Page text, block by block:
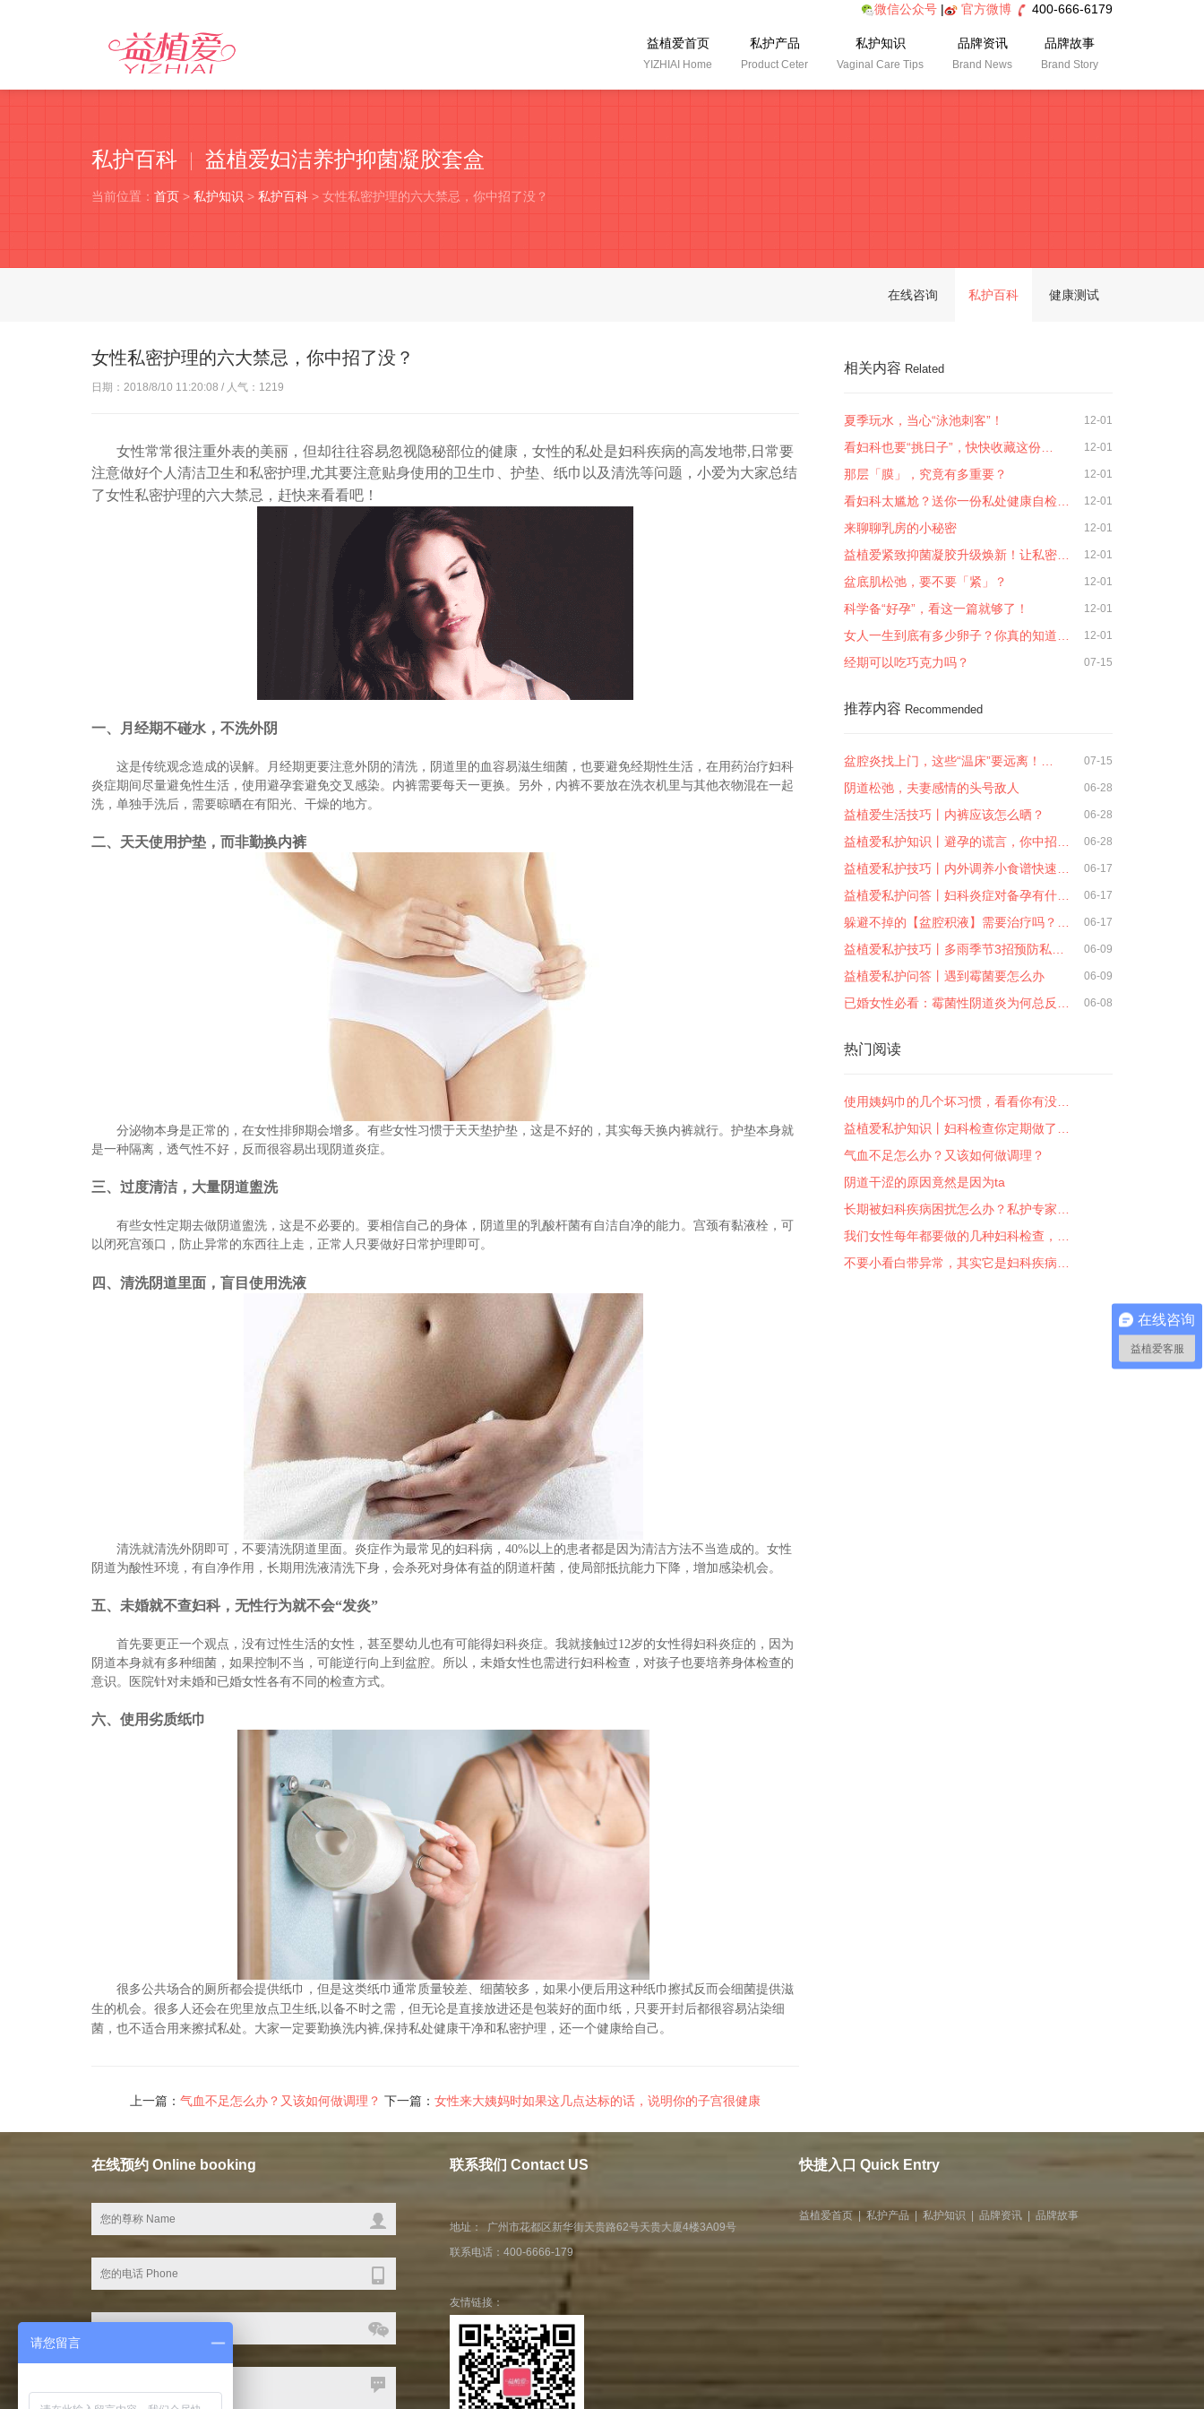
微信公众号 | 官方微博 400-666-6179
益植爱首页
YIZHIAI Home
私护产品
Product Ceter
私护知识
Vaginal Care Tips
品牌资讯
Brand News
品牌故事
Brand Story
私护百科 益植爱妇洁养护抑菌凝胶套盒
当前位置： 首页 > 私护知识 > 私护百科 > 女性私密护理的六大禁忌，你中招了没？
在线咨询 私护百科 健康测试
女性私密护理的六大禁忌，你中招了没？
日期： 2018/8/10 11:20:08 / 人气： 1219
女性常常很注重外表的美丽，但却往往容易忽视隐秘部位的健康，女性的私处是妇科疾病的高发地带,日常要
注意做好个人清洁卫生和私密护理,尤其要注意贴身使用的卫生巾、护垫、纸巾以及清洗等问题，小爱为大家总结
了女性私密护理的六大禁忌，赶快来看看吧！
一、月经期不碰水，不洗外阴
这是传统观念造成的误解。月经期更要注意外阴的清洗，阴道里的血容易滋生细菌，也要避免经期性生活，在用药治疗妇科
炎症期间尽量避免性生活，使用避孕套避免交叉感染。内裤需要每天一更换。另外，内裤不要放在洗衣机里与其他衣物混在一起
洗，单独手洗后，需要晾晒在有阳光、干燥的地方。
二、天天使用护垫，而非勤换内裤
分泌物本身是正常的，在女性排卵期会增多。有些女性习惯于天天垫护垫，这是不好的，其实每天换内裤就行。护垫本身就
是一种隔离，透气性不好，反而很容易出现阴道炎症。
三、过度清洁，大量阴道盥洗
有些女性定期去做阴道盥洗，这是不必要的。要相信自己的身体，阴道里的乳酸杆菌有自洁自净的能力。宫颈有黏液栓，可
以闭死宫颈口，防止异常的东西往上走，正常人只要做好日常护理即可。
四、清洗阴道里面，盲目使用洗液
清洗就清洗外阴即可，不要清洗阴道里面。炎症作为最常见的妇科病， 40%以上的患者都是因为清洁方法不当造成的。女性
阴道为酸性环境，有自净作用，长期用洗液清洗下身，会杀死对身体有益的阴道杆菌，使局部抵抗能力下降，增加感染机会。
五、未婚就不查妇科， 无性行为就不会“发炎”
首先要更正一个观点，没有过性生活的女性，甚至婴幼儿也有可能得妇科炎症。我就接触过12岁的女性得妇科炎症的，因为
阴道本身就有多种细菌，如果控制不当，可能逆行向上到盆腔。所以，未婚女性也需进行妇科检查，对孩子也要培养身体检查的
意识。医院针对未婚和已婚女性各有不同的检查方式。
六、 使用劣质纸巾
很多公共场合的厕所都会提供纸巾 ， 但是这类纸巾通常质量较差、细菌较多 ， 如果小便后用这种纸巾擦拭反而会细菌提供滋
生的机会。 很多人还会在兜里放点卫生纸, 以备不时之需 ， 但无论是直接放进还是包装好的面巾纸 ， 只要开封后都很容易沾染细
菌 ， 也不适合用来擦拭私处。 大家一定要勤换洗内裤,保持私处健康干净和私密护理，还一个健康给自己。
上一篇： 气血不足怎么办？又该如何做调理？ 下一篇： 女性来大姨妈时如果这几点达标的话，说明你的子宫很健康
相关内容 Related
夏季玩水，当心“泳池刺客”！ 12-01
看妇科也要“挑日子”，快快收藏这份… 12-01
那层「膜」，究竟有多重要？ 12-01
看妇科太尴尬？送你一份私处健康自检… 12-01
来聊聊乳房的小秘密 12-01
益植爱紧致抑菌凝胶升级焕新！让私密… 12-01
盆底肌松弛，要不要「紧」？ 12-01
科学备“好孕”，看这一篇就够了！ 12-01
女人一生到底有多少卵子？你真的知道… 12-01
经期可以吃巧克力吗？ 07-15
推荐内容 Recommended
盆腔炎找上门，这些“温床”要远离！… 07-15
阴道松弛，夫妻感情的头号敌人 06-28
益植爱生活技巧丨内裤应该怎么晒？ 06-28
益植爱私护知识丨避孕的谎言，你中招… 06-28
益植爱私护技巧丨内外调养小食谱快速… 06-17
益植爱私护问答丨妇科炎症对备孕有什… 06-17
躲避不掉的【盆腔积液】需要治疗吗？… 06-17
益植爱私护技巧丨多雨季节3招预防私… 06-09
益植爱私护问答丨遇到霉菌要怎么办 06-09
已婚女性必看：霉菌性阴道炎为何总反… 06-08
热门阅读
使用姨妈巾的几个坏习惯，看看你有没…
益植爱私护知识丨妇科检查你定期做了…
气血不足怎么办？又该如何做调理？
阴道干涩的原因竟然是因为ta
长期被妇科疾病困扰怎么办？私护专家…
我们女性每年都要做的几种妇科检查，…
不要小看白带异常，其实它是妇科疾病…
在线预约 Online booking 联系我们 Contact US
地址： 广州市花都区新华街天贵路62号天贵大厦4楼3A09号
联系电话：400-6666-179
友情链接：
快捷入口 Quick Entry
益植爱首页 私护产品 私护知识 品牌资讯 品牌故事
在线咨询
益植爱客服
请您留言